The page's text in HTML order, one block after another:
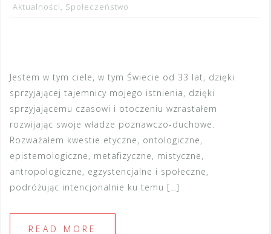
Aktualności, Społeczeństwo
Jestem w tym ciele, w tym Świecie od 33 lat, dzięki
sprzyjającej tajemnicy mojego istnienia, dzięki
sprzyjającemu czasowi i otoczeniu wzrastałem
rozwijając swoje władze poznawczo-duchowe.
Rozważałem kwestie etyczne, ontologiczne,
epistemologiczne, metafizyczne, mistyczne,
antropologiczne, egzystencjalne i społeczne,
podróżując intencjonalnie ku temu […]
READ MORE